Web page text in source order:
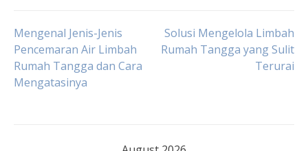
Post
navigation
Mengenal Jenis-Jenis
Pencemaran Air Limbah
Rumah Tangga dan Cara
Mengatasinya
Solusi Mengelola Limbah
Rumah Tangga yang Sulit
Terurai